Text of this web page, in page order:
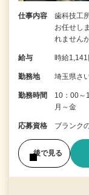
仕事内容
歯科技工
お任せし
れません
給与 時給
勤務地 埼玉県さ
勤務時間
10：00
月～金
応募資格 ブランク
後で見る